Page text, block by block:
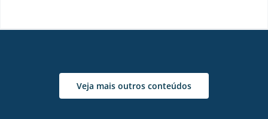
Veja mais outros conteúdos